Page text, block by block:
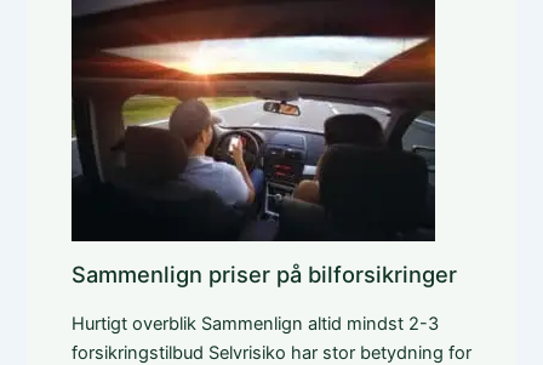
Sammenlign priser på bilforsikringer
Hurtigt overblik Sammenlign altid mindst 2-3
forsikringstilbud Selvrisiko har stor betydning for